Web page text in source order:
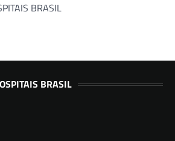
BRASIL
BRASIL